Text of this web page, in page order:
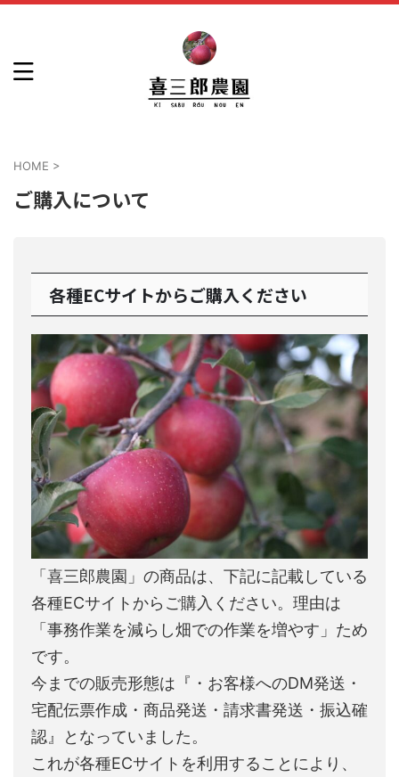
HOME >
ご購入について
各種ECサイトからご購入ください
「喜三郎農園」の商品は、下記に記載している
各種ECサイトからご購入ください。理由は
「事務作業を減らし畑での作業を増やす」ため
です。
今までの販売形態は『・お客様へのDM発送・
宅配伝票作成・商品発送・請求書発送・振込確
認』となっていました。
これが各種ECサイトを利用することにより、